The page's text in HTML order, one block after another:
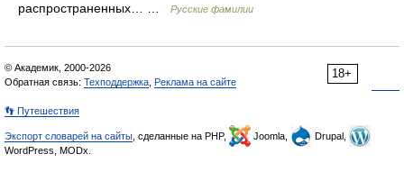
распространенных… …
Русские фамилии
18+
© Академик, 2000-2026
Обратная связь: Техподдержка Реклама на сайте
👣 Путешествия
Экспорт словарей на сайты , сделанные на PHP, Joomla,
Drupal,
WordPress, MODx.